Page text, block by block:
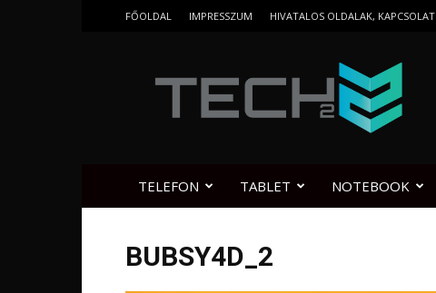
FŐOLDAL IMPRESSZUM HIVATALOS OLDALAK, KAPCSOLAT
TELEFON TABLET NOTEBOOK
BUBSY4D_2